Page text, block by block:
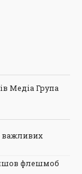
Медіа Група
важливих
флешмоб